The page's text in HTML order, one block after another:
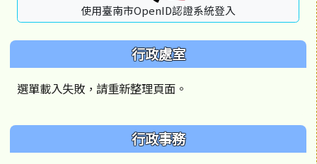
使用臺南市OpenID認證系統登入
行政處室
選單載入失敗，請重新整理頁面。
行政事務